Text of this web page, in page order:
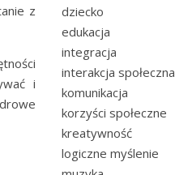
z
i
dziecko
edukacja
integracja
interakcja społeczna
komunikacja
korzyści społeczne
kreatywność
logiczne myślenie